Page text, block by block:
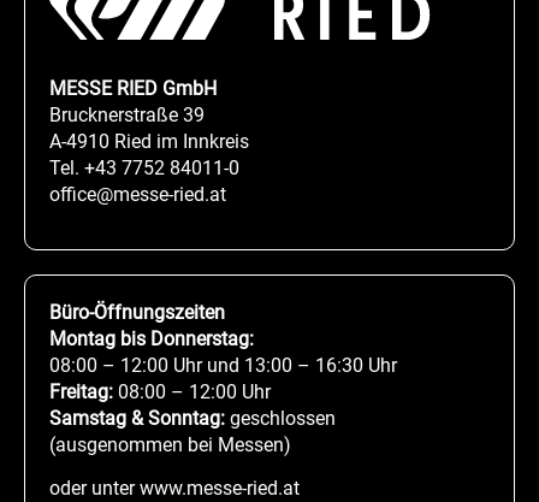
MESSE RIED GmbH
Brucknerstraße 39
A-4910 Ried im Innkreis
Tel. +43 7752 84011-0
office@messe-ried.at
Büro-Öffnungszeiten
Montag bis Donnerstag:
08:00 – 12:00 Uhr und 13:00 – 16:30 Uhr
Freitag: 08:00 – 12:00 Uhr
Samstag & Sonntag: geschlossen
(ausgenommen bei Messen)
oder unter www.messe-ried.at